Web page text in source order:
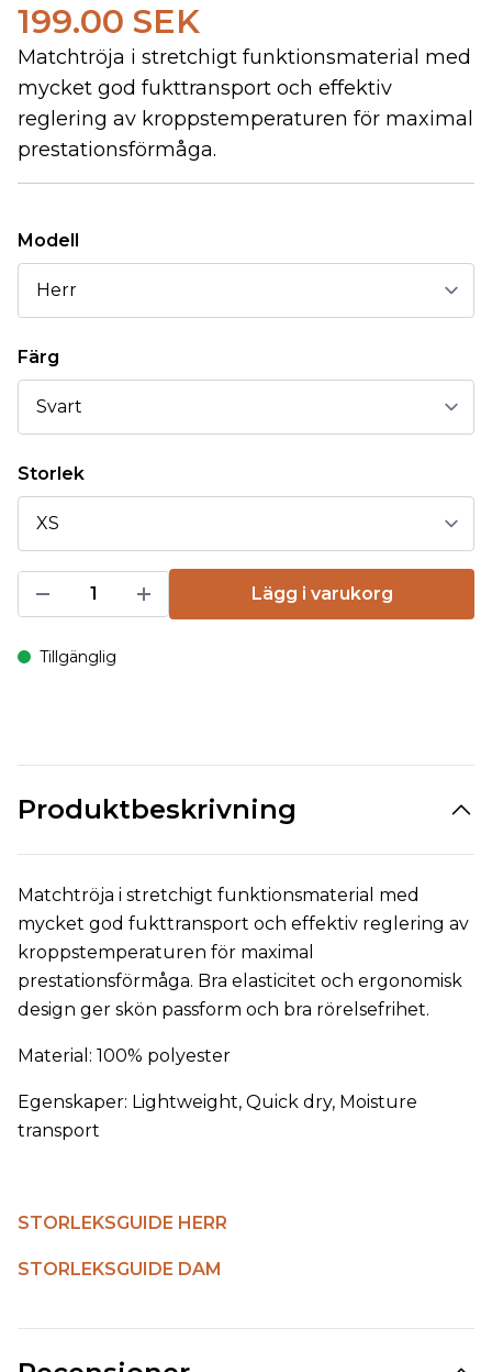
199.00 SEK
Matchtröja i stretchigt funktionsmaterial med
mycket god fukttransport och effektiv
reglering av kroppstemperaturen för maximal
prestationsförmåga.
Modell
Färg
Storlek
Lägg i varukorg
Tillgänglig
Produktbeskrivning
Matchtröja i stretchigt funktionsmaterial med
mycket god fukttransport och effektiv reglering av
kroppstemperaturen för maximal
prestationsförmåga. Bra elasticitet och ergonomisk
design ger skön passform och bra rörelsefrihet.
Material: 100% polyester
Egenskaper: Lightweight, Quick dry, Moisture
transport
STORLEKSGUIDE HERR
STORLEKSGUIDE DAM